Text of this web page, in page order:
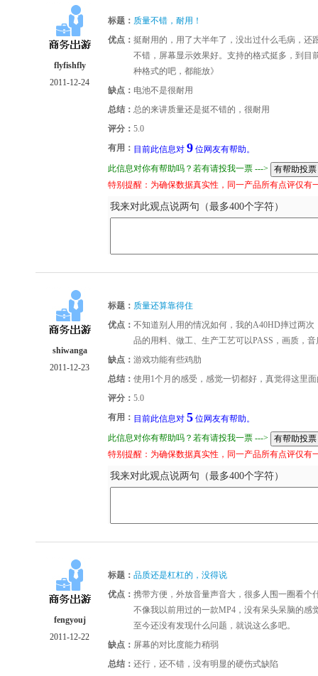
flyfishfly
2011-12-24
标题： 质量不错，耐用！
优点： 挺耐用的，用了大半年了，没出过什么毛病，还
不错，屏幕显示效果好。支持的格式挺多，到
种格式的吧，都能放》
缺点： 电池不是很耐用
总结： 总的来讲质量还是挺不错的，很耐用
评分： 5.0
有用： 目前此信息对 9 位网友有帮助。
此信息对你有帮助吗？若有请投我一票 --->
特别提醒：为确保数据真实性，同一产品所有点评仅有
我来对此观点说两句（最多400个字符）
shiwanga
2011-12-23
标题： 质量还算靠得住
优点： 不知道别人用的情况如何，我的A40HD摔过两
品的用料、做工、生产工艺可以PASS，画质，
缺点： 游戏功能有些鸡肋
总结： 使用1个月的感受，感觉一切都好，真觉得这里
评分： 5.0
有用： 目前此信息对 5 位网友有帮助。
此信息对你有帮助吗？若有请投我一票 --->
特别提醒：为确保数据真实性，同一产品所有点评仅有
我来对此观点说两句（最多400个字符）
fengyouj
2011-12-22
标题： 品质还是杠杠的，没得说
优点： 携带方便，外放音量声音大，很多人围一圈看
不像我以前用过的一款MP4，没有呆头呆脑的
至今还没有发现什么问题，就说这么多吧。
缺点： 屏幕的对比度能力稍弱
总结： 还行，还不错，没有明显的硬伤式缺陷